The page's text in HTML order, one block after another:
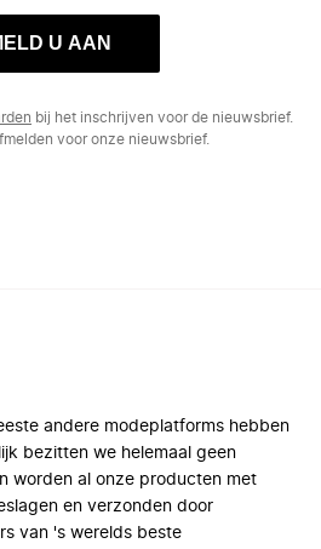
U AAN
bij het inschrijven voor de nieuwsbrief.
voor onze nieuwsbrief.
andere modeplatforms hebben
bezitten we helemaal geen
worden al onze producten met
en verzonden door
van 's werelds beste